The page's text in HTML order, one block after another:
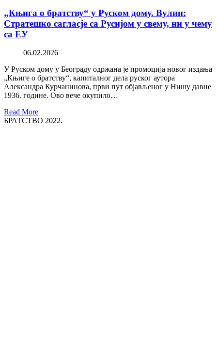
„Књига о братству“ у Руском дому. Вулин:
Стратешко сагласје са Русијом у свему, ни у чему
са ЕУ
06.02.2026
У Руском дому у Београду одржана је промоција новог издања
„Књиге о братству“, капиталног дела руског аутора
Александра Курчанинова, први пут објављеног у Нишу давне
1936. године. Ово вече окупило…
Read More
БРАТСТВО 2022.